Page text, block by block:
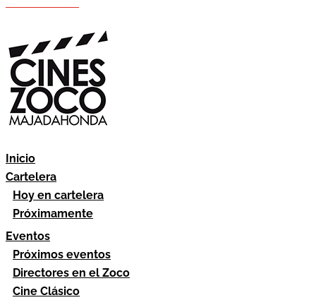
Inicio
Cartelera
Hoy en cartelera
Próximamente
Eventos
Próximos eventos
Directores en el Zoco
Cine Clásico